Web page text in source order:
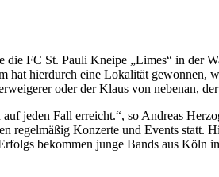
die FC St. Pauli Kneipe „Limes“ in der
hat hierdurch eine Lokalität gewonnen,
oder der Klaus von nebenan,
jeden Fall erreicht.“, so Andreas
regelmäßig Konzerte und Events statt.
bekommen junge Bands aus Köln